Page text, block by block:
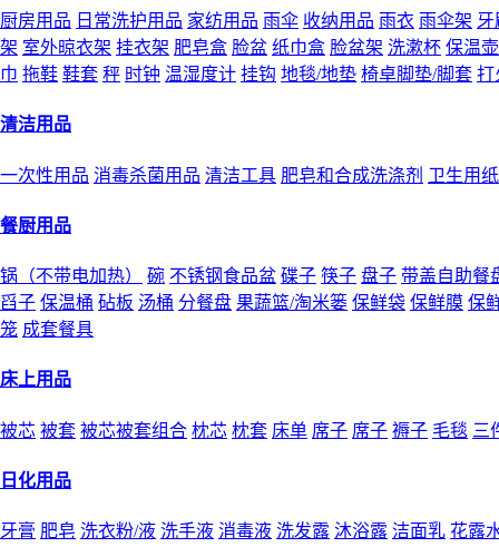
厨房用品 日常洗护用品 家纺用品 雨伞 收纳用品 雨衣 雨伞架 牙
架 室外晾衣架 挂衣架 肥皂盒 脸盆 纸巾盒 脸盆架 洗漱杯 保温
巾 拖鞋 鞋套 秤 时钟 温湿度计 挂钩 地毯/地垫 椅卓脚垫/脚套 打
清洁用品
一次性用品 消毒杀菌用品 清洁工具 肥皂和合成洗涤剂 卫生用
餐厨用品
锅（不带电加热） 碗 不锈钢食品盆 碟子 筷子 盘子 带盖自助餐
舀子 保温桶 砧板 汤桶 分餐盘 果蔬篮/淘米篓 保鲜袋 保鲜膜 保
笼 成套餐具
床上用品
被芯 被套 被芯被套组合 枕芯 枕套 床单 席子 席子 褥子 毛毯 三
日化用品
牙膏 肥皂 洗衣粉/液 洗手液 消毒液 洗发露 沐浴露 洁面乳 花露